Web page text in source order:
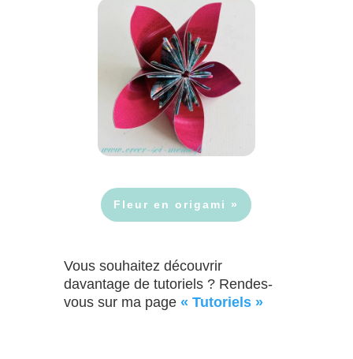
Fleur en origami »
Vous souhaitez découvrir
davantage de tutoriels ? Rendes-
vous sur ma page « Tutoriels »